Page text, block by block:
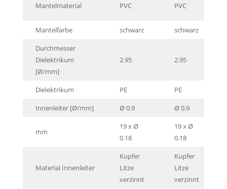
Mantelmaterial PVC PVC
Mantelfarbe schwarz
schwarz
Durchmesser
Dielektrikum
[Ø/mm]
2.95 2.95
Dielektrikum PE
PE
Innenleiter [Ø/mm]
Ø 0.9 Ø 0.9
mm
19 x Ø
0.18
19 x Ø
0.18
Material Innenleiter
Kupfer
Litze
verzinnt
Kupfer
Litze
verzinnt